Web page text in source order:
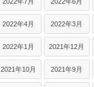
2022年4月 2022年3月
2022年1月 2021年12月
2021年10月 2021年9月